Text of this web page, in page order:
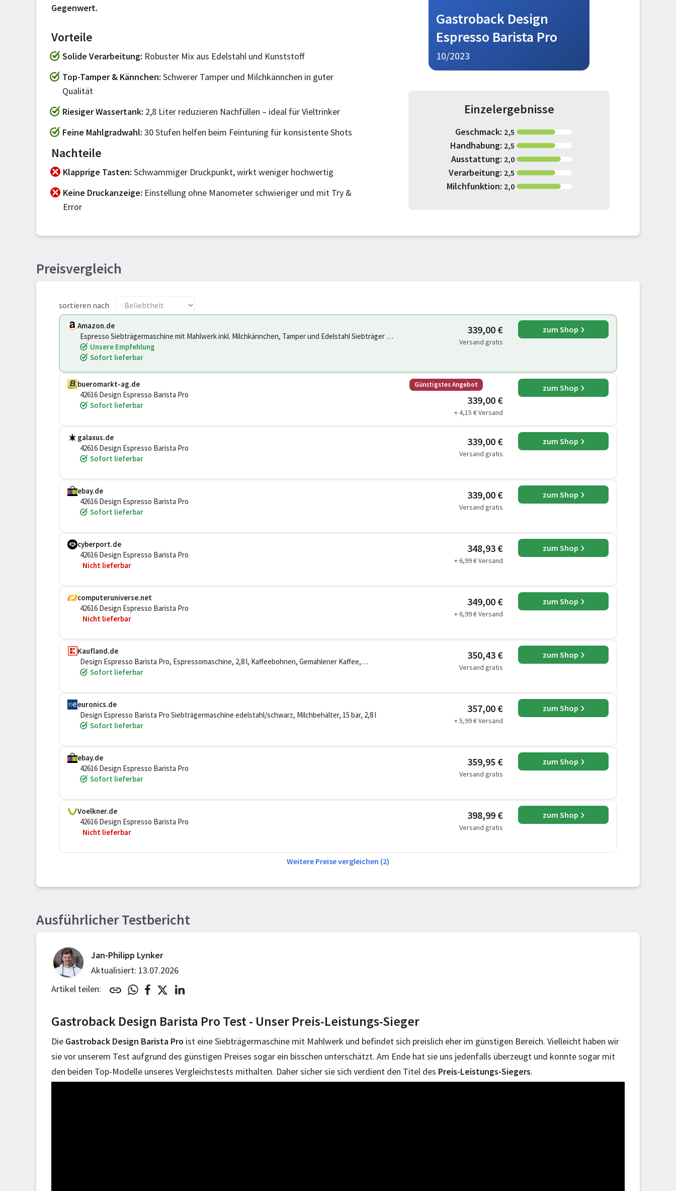
Gastroback Design
Espresso Barista Pro
10/2023
Einzelergebnisse
Geschmack: 2,5
Handhabung: 2,5
Ausstattung: 2,0
Verarbeitung: 2,5
Milchfunktion: 2,0
Gegenwert.
Vorteile
Solide Verarbeitung Robuster Mix aus Edelstahl und Kunststoff
Top-Tamper & Kännchen Schwerer Tamper und Milchkännchen in guter
Qualität
Riesiger Wassertank 2,8 Liter reduzieren Nachfüllen – ideal für Vieltrinker
Feine Mahlgradwahl 30 Stufen helfen beim Feintuning für konsistente Shots
Nachteile
Klapprige Tasten Schwammiger Druckpunkt, wirkt weniger hochwertig
Keine Druckanzeige Einstellung ohne Manometer schwieriger und mit Try &
Error
Preisvergleich
sortieren nach
Amazon.de
Espresso Siebträgermaschine mit Mahlwerk inkl. Milchkännchen, Tamper und Edelstahl Siebträger -
Barista Kaffeemaschine mit Milchschäumer - Espressomas
Unsere Empfehlung
Sofort lieferbar
339,00 €
Versand gratis
zum Shop
bueromarkt-ag.de
42616 Design Espresso Barista Pro
Sofort lieferbar
Günstigstes Angebot
339,00 €
+ 4,15 € Versand
zum Shop
galaxus.de
42616 Design Espresso Barista Pro
Sofort lieferbar
339,00 €
Versand gratis
zum Shop
ebay.de
42616 Design Espresso Barista Pro
Sofort lieferbar
339,00 €
Versand gratis
zum Shop
cyberport.de
42616 Design Espresso Barista Pro
Nicht lieferbar
348,93 €
+ 6,99 € Versand
zum Shop
computeruniverse.net
42616 Design Espresso Barista Pro
Nicht lieferbar
349,00 €
+ 6,99 € Versand
zum Shop
Kaufland.de
Design Espresso Barista Pro, Espressomaschine, 2,8 l, Kaffeebohnen, Gemahlener Kaffee,
Eingebautes Mahlwerk, 1550 W, Schwarz, Edelstahl
Sofort lieferbar
350,43 €
Versand gratis
zum Shop
euronics.de
Design Espresso Barista Pro Siebträgermaschine edelstahl/schwarz, Milchbehälter, 15 bar, 2,8 l
Sofort lieferbar
357,00 €
+ 5,99 € Versand
zum Shop
ebay.de
42616 Design Espresso Barista Pro
Sofort lieferbar
359,95 €
Versand gratis
zum Shop
Voelkner.de
42616 Design Espresso Barista Pro
Nicht lieferbar
398,99 €
Versand gratis
zum Shop
Weitere Preise vergleichen (2)
Ausführlicher Testbericht
Jan-Philipp Lynker
Aktualisiert: 13.07.2026
Artikel teilen:
Gastroback Design Barista Pro Test - Unser Preis-Leistungs-Sieger
Die Gastroback Design Barista Pro ist eine Siebträgermaschine mit Mahlwerk und befindet sich preislich eher im günstigen Bereich. Vielleicht haben wir
sie vor unserem Test aufgrund des günstigen Preises sogar ein bisschen unterschätzt. Am Ende hat sie uns jedenfalls überzeugt und konnte sogar mit
den beiden Top-Modelle unseres Vergleichstests mithalten. Daher sicher sie sich verdient den Titel des Preis-Leistungs-Siegers.